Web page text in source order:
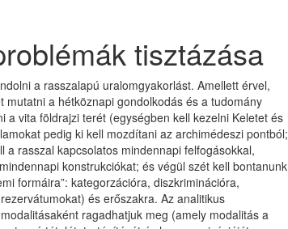
tisztázása
a rasszalapú uralomgyakorlást. Amellett érvel,
mutatni a hétköznapi gondolkodás és a tudomány
vita földrajzi terét (egységben kell kezelni Keletet és
pedig ki kell mozdítani az archimédeszi pontból;
rasszal kapcsolatos mindennapi felfogásokkal,
konstrukciókat; és végül szét kell bontanunk
formáira”: kategorzációra, diszkriminációra,
és erőszakra. Az analitikus
ragadhatjuk meg (amely modalitás a